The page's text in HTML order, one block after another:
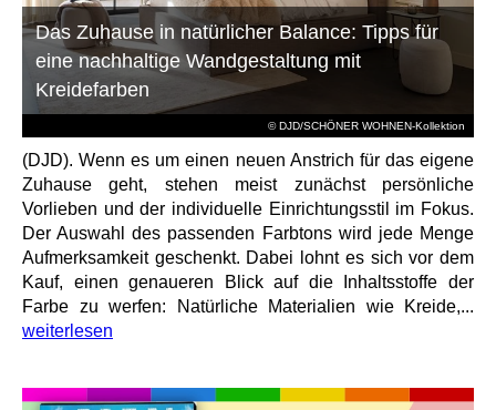
© DJD/SCHÖNER WOHNEN-Kollektion
Das Zuhause in natürlicher Balance: Tipps für
eine nachhaltige Wandgestaltung mit
Kreidefarben
(DJD). Wenn es um einen neuen Anstrich für das eigene
Zuhause geht, stehen meist zunächst persönliche
Vorlieben und der individuelle Einrichtungsstil im Fokus.
Der Auswahl des passenden Farbtons wird jede Menge
Aufmerksamkeit geschenkt. Dabei lohnt es sich vor dem
Kauf, einen genaueren Blick auf die Inhaltsstoffe der
Farbe zu werfen: Natürliche Materialien wie Kreide,...
weiterlesen